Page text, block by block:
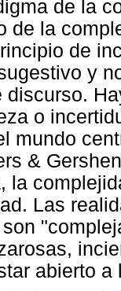
de la
de la
de
y
discurso.
o
mundo
&
la
Las
abierto a